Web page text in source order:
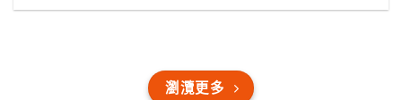
瀏灠更多